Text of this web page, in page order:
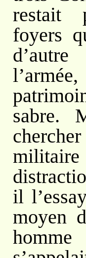
restait
foyers
sabre.
il
moyen